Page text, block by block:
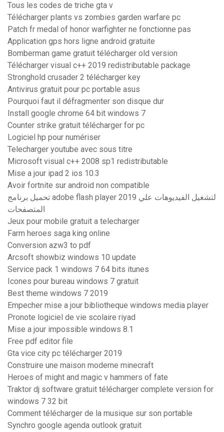
Tous les codes de triche gta v
Télécharger plants vs zombies garden warfare pc
Patch fr medal of honor warfighter ne fonctionne pas
Application gps hors ligne android gratuite
Bomberman game gratuit télécharger old version
Télécharger visual c++ 2019 redistributable package
Stronghold crusader 2 télécharger key
Antivirus gratuit pour pc portable asus
Pourquoi faut il défragmenter son disque dur
Install google chrome 64 bit windows 7
Counter strike gratuit télécharger for pc
Logiciel hp pour numériser
Telecharger youtube avec sous titre
Microsoft visual c++ 2008 sp1 redistributable
Mise a jour ipad 2 ios 10.3
Avoir fortnite sur android non compatible
تحميل برنامج adobe flash player 2019 لتشغيل الفيديوهات علي
المتصفحات
Jeux pour mobile gratuit a telecharger
Farm heroes saga king online
Conversion azw3 to pdf
Arcsoft showbiz windows 10 update
Service pack 1 windows 7 64 bits itunes
Icones pour bureau windows 7 gratuit
Best theme windows 7 2019
Empecher mise a jour bibliotheque windows media player
Pronote logiciel de vie scolaire riyad
Mise a jour impossible windows 8.1
Free pdf editor file
Gta vice city pc télécharger 2019
Construire une maison moderne minecraft
Heroes of might and magic v hammers of fate
Traktor dj software gratuit télécharger complete version for
windows 7 32 bit
Comment télécharger de la musique sur son portable
Synchro google agenda outlook gratuit